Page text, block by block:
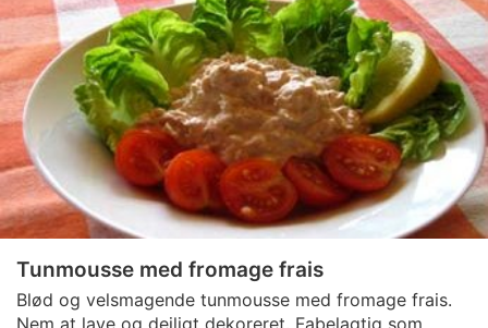
Tunmousse med fromage frais
Blød og velsmagende tunmousse med fromage frais.
Nem at lave og dejligt dekoreret. Fabelagtig som